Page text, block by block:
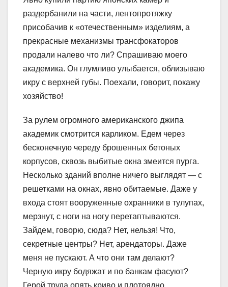
раздербанили на части, лентопротяжку
присобачив к «отечественным» изделиям, а
прекрасные механизмы трансфокаторов
продали налево что ли? Спрашиваю моего
академика. Он глумливо улыбается, облизываю
икру с верхней губы. Поехали, говорит, покажу
хозяйство!
За рулем огромного американского джипа
академик смотрится карликом. Едем через
бесконечную череду брошенных бетоных
корпусов, сквозь выбитые окна змеится пурга.
Несколько зданий вполне ничего выглядят — с
решетками на окнах, явно обитаемые. Даже у
входа стоят вооруженные охранники в тулупах,
мерзнут, с ноги на ногу перетаптываются.
Зайдем, говорю, сюда? Нет, нельзя! Что,
секретные центры? Нет, арендаторы. Даже
меня не пускают. А что они там делают?
Черную икру бодяжат и по банкам фасуют?
Герой труда опять криво и плотоядно